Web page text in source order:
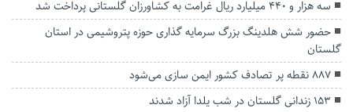
سه هزار و ۴۴۰ میلیارد ریال غرامت به کشاورزان گلستانی پرداخت شد
حضور شش هلدینگ بزرگ سرمایه گذاری حوزه پتروشیمی در استان
گلستان
۸۸۷ نقطه پر تصادف کشور ایمن سازی می‌شود
۱۵۳ زندانی گلستان در شب یلدا آزاد شدند